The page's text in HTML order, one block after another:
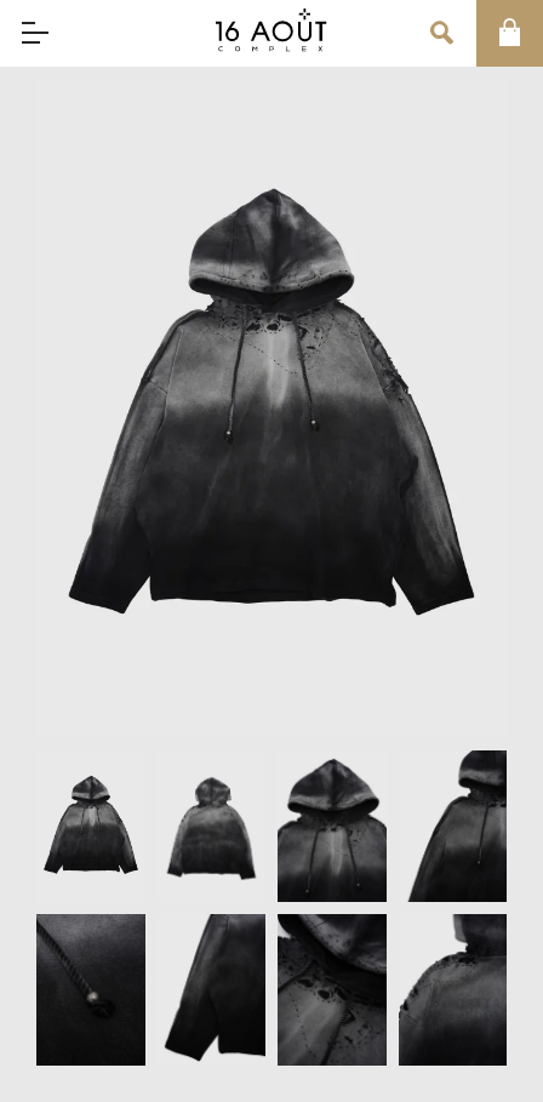
OUR INFORMATION
インフォメーション
お問い合わせ
リクルート
STAFF BLOG
アカウントの管理
お支払いについて
表記
Privacy Policy